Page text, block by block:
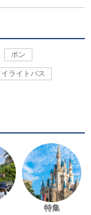
ボン
イライトパス
特集